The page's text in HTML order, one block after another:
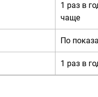
1 раз в
чаще
По
1 раз в